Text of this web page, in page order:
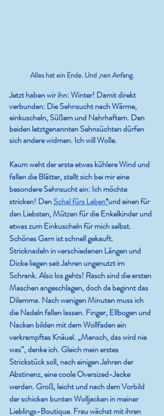
Alles hat ein Ende. Und ‚nen Anfang.
Jetzt haben wir ihn: Winter! Damit direkt
verbunden: Die Sehnsucht nach Wärme,
einkuscheln, Süßem und Nahrhaftem. Den
beiden letztgenannten Sehnsüchten dürfen
sich andere widmen. Ich will Wolle.
Kaum weht der erste etwas kühlere Wind und
fallen die Blätter, stellt sich bei mir eine
besondere Sehnsucht ein: Ich möchte
stricken! Den Schal fürs Leben*und einen für
den Liebsten, Mützen für die Enkelkinder und
etwas zum Einkuscheln für mich selbst.
Schönes Garn ist schnell gekauft.
Stricknadeln in verschiedenen Längen und
Dicke liegen seit Jahren ungenutzt im
Schrank. Also los gehts! Rasch sind die ersten
Maschen angeschlagen, doch da beginnt das
Dilemma. Nach wenigen Minuten muss ich
die Nadeln fallen lassen. Finger, Ellbogen und
Nacken bilden mit dem Wollfaden ein
verkrampftes Knäuel. „Mensch, das wird nie
was“, denke ich. Gleich mein erstes
Strickstück soll, nach einigen Jahren der
Abstinenz, eine coole Oversized-Jacke
werden. Groß, leicht und nach dem Vorbild
der schicken bunten Wolljacken in meiner
Lieblings-Boutique. Frau wächst mit ihren